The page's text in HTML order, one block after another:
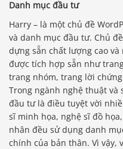
Danh mục đầu tư
Harry – là một chủ đề
và danh mục đầu tư. Chủ
dựng sẵn chất lượng cao
được tích hợp sẵn như
trang nhóm, trang lời
Trong ngành nghệ thuật và
đầu tư là điều tuyệt vời
sĩ minh họa, nghệ sĩ đồ
nhân đều sử dụng danh
chính của bản thân. Vì vậy,